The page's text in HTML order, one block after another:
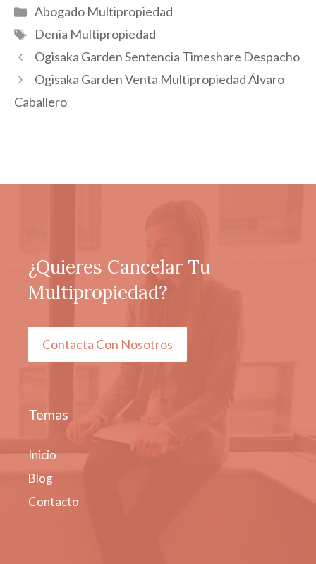
Categorías
Abogado Multipropiedad
Etiquetas
Denia Multipropiedad
Ogisaka Garden Sentencia Timeshare Despacho
Ogisaka Garden Venta Multipropiedad Álvaro
Caballero
¿Quieres Cancelar Tu
Multipropiedad?
Contacta Con Nosotros
Temas
Inicio
Blog
Contacto